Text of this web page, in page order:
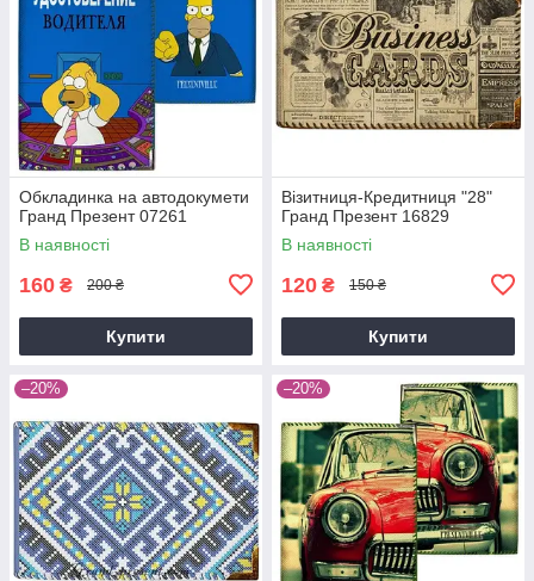
Обкладинка на автодокумети
Гранд Презент 07261
В наявності
160 ₴ 200 ₴
Купити
Візитниця-Кредитниця "28"
Гранд Презент 16829
В наявності
120 ₴ 150 ₴
Купити
–20% –20%